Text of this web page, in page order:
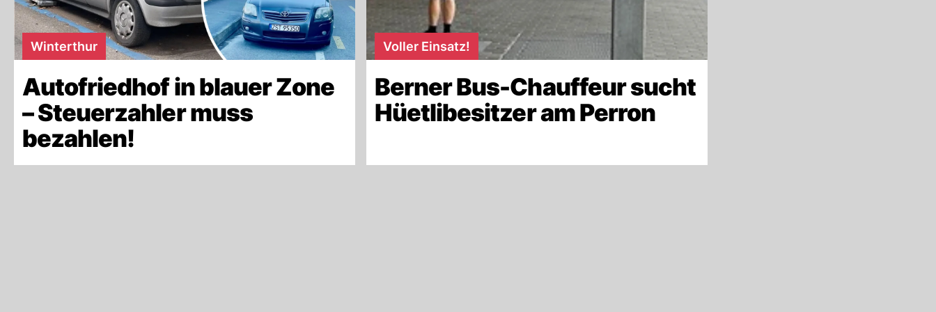
Winterthur
Autofriedhof in blauer Zone
– Steuerzahler muss
bezahlen!
Voller Einsatz!
Berner Bus-Chauffeur sucht
Hüetlibesitzer am Perron